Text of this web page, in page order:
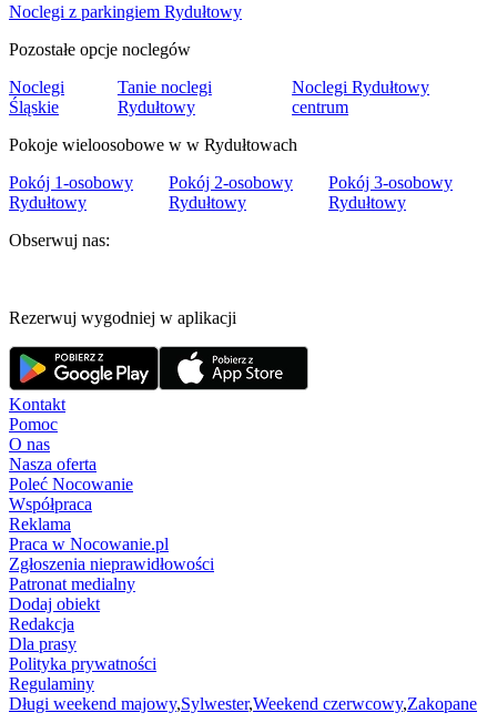
Noclegi z parkingiem Rydułtowy
Pozostałe opcje noclegów
Noclegi
Śląskie
Tanie noclegi
Rydułtowy
Noclegi Rydułtowy
centrum
Pokoje wieloosobowe w w Rydułtowach
Pokój 1-osobowy
Rydułtowy
Pokój 2-osobowy
Rydułtowy
Pokój 3-osobowy
Rydułtowy
Obserwuj nas:
Rezerwuj wygodniej w aplikacji
Kontakt
Pomoc
O nas
Nasza oferta
Poleć Nocowanie
Współpraca
Reklama
Praca w Nocowanie.pl
Zgłoszenia nieprawidłowości
Patronat medialny
Dodaj obiekt
Redakcja
Dla prasy
Polityka prywatności
Regulaminy
Długi weekend majowy,Sylwester,Weekend czerwcowy,Zakopane